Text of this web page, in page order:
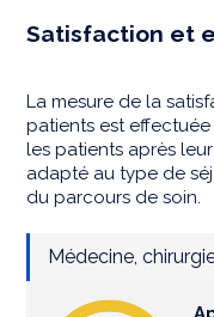
Satisfaction et
La mesure de la
patients est
les patients après
adapté au type de
du parcours de soin.
Médecine,